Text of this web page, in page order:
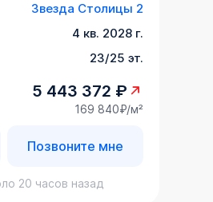
Звезда Столицы 2
4 кв. 2028 г.
23/25 эт.
5 443 372 ₽
169 840₽/м²
Позвоните мне
20 часов назад